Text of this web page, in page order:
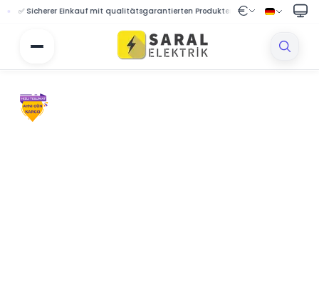
Sicherer Einkauf mit qualitätsgarantierten Produkten 🔒 Geschützter